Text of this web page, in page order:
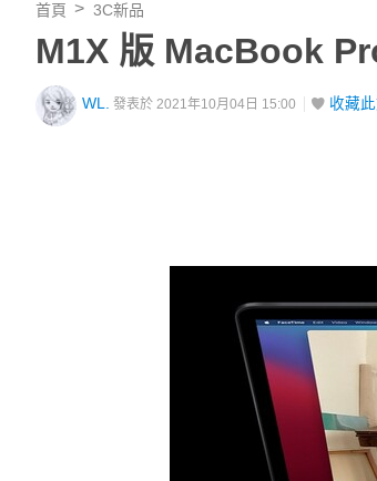
首頁 3C新品
M1X 版 MacBook
WL. 發表於 2021年10月04日 15:00 收藏